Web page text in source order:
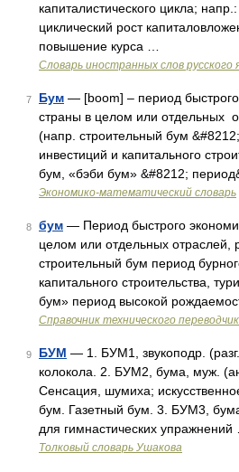
капиталистического цикла;
циклический рост
повышение курса …
Словарь иностранных слов русского
7 Бум — [boom] – период быстрого
страны в целом или отдельных
(напр. строительный бум
инвестиций и капитального
бум, «бэби бум» &#8212;
Экономико-математический словарь
8 бум — Период быстрого
целом или отдельных отраслей,
строительный бум период
капитального строительства,
бум» период высокой
Справочник технического
9 БУМ — 1. БУМ1, звукоподр.
колокола. 2. БУМ2, бума, муж.
Сенсация, шумиха;
бум. Газетный бум. 3. БУМ3,
для гимнастических упражнений
Толковый словарь Ушакова